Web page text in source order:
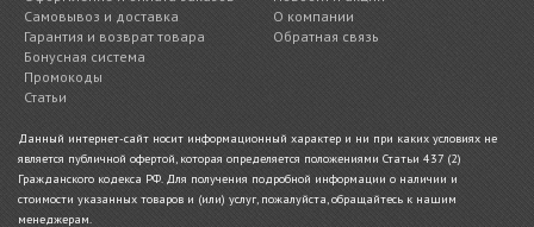
Самовывоз и доставка
Гарантия и возврат товара
Бонусная система
Промокоды
Статьи
О компании
Обратная связь
Данный интернет-сайт носит информационный характер и ни при каких условиях не
является публичной офертой, которая определяется положениями Статьи 437 (2)
Гражданского кодекса РФ. Для получения подробной информации о наличии и
стоимости указанных товаров и (или) услуг, пожалуйста, обращайтесь к нашим
менеджерам.